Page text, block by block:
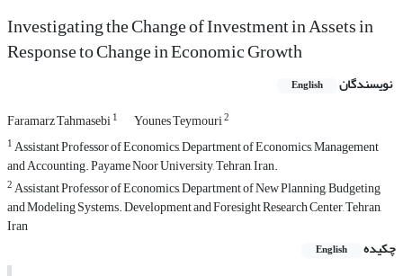
Investigating the Change of Investment in Assets in
Response to Change in Economic Growth
نویسندگان English
Faramarz Tahmasebi1 Younes Teymouri2
1Assistant Professor of Economics, Department of Economics, Management
and Accounting. Payame Noor University, Tehran, Iran.
2Assistant Professor of Economics, Department of New Planning, Budgeting
and Modeling Systems. Development and Foresight Research Center, Tehran,
Iran
چکیده
English